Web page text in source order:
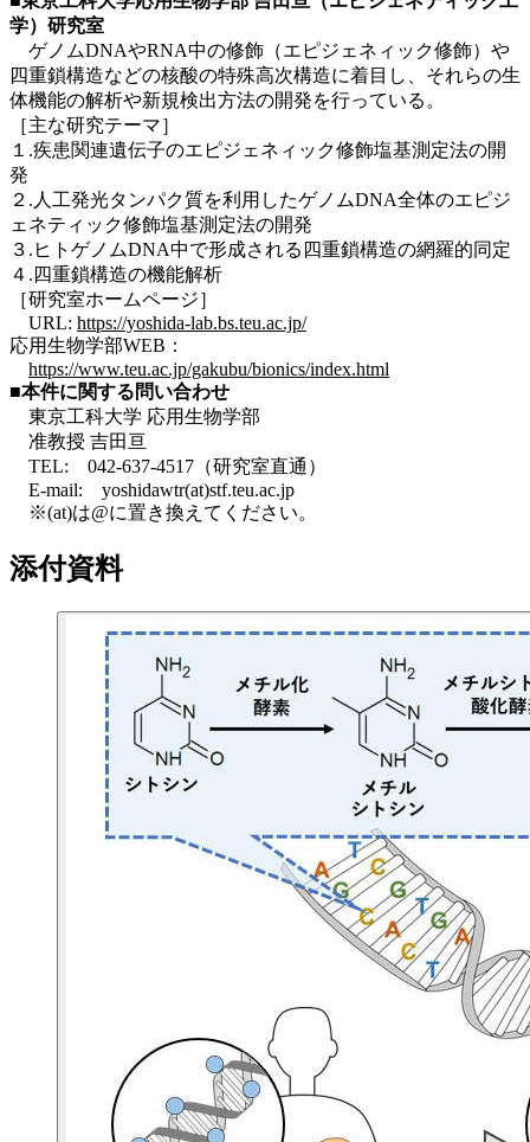
学）研究室
ゲノムDNAやRNA中の修飾（エピジェネィック修飾）や
四重鎖構造などの核酸の特殊高次構造に着目し、それらの生
体機能の解析や新規検出方法の開発を行っている。
［主な研究テーマ］
１.疾患関連遺伝子のエピジェネィック修飾塩基測定法の開
発
２.人工発光タンパク質を利用したゲノムDNA全体のエピジ
ェネティック修飾塩基測定法の開発
３.ヒトゲノムDNA中で形成される四重鎖構造の網羅的同定
４.四重鎖構造の機能解析
［研究室ホームページ］
URL: https://yoshida-lab.bs.teu.ac.jp/
応用生物学部WEB：
https://www.teu.ac.jp/gakubu/bionics/index.html
■本件に関する問い合わせ
東京工科大学 応用生物学部
准教授 吉田亘
TEL: 042-637-4517（研究室直通）
E-mail: yoshidawtr(at)stf.teu.ac.jp
※(at)は@に置き換えてください。
添付資料